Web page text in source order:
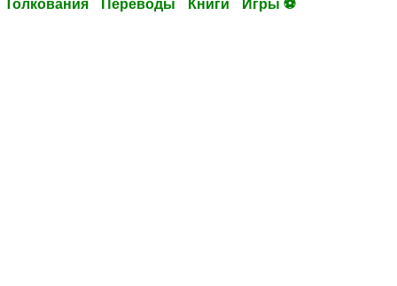
Толкования Переводы Книги Игры ⚽